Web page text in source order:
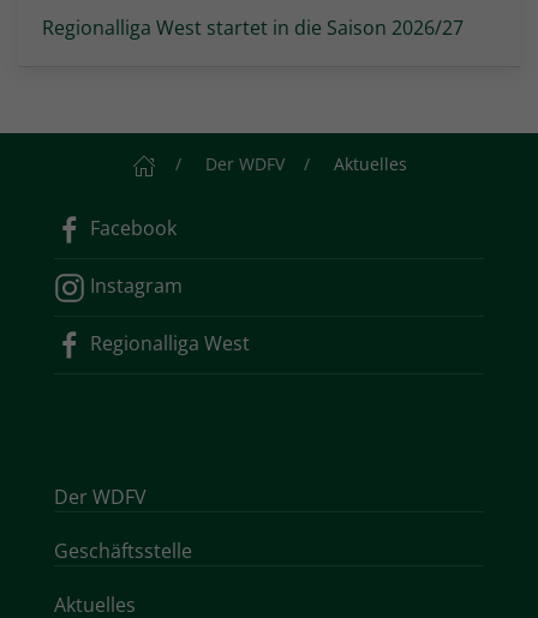
Regionalliga West startet in die Saison 2026/27
StartseiteDer WDFV Aktuelles
Facebook
Instagram
Regionalliga West
Der WDFV
Geschäftsstelle
Aktuelles